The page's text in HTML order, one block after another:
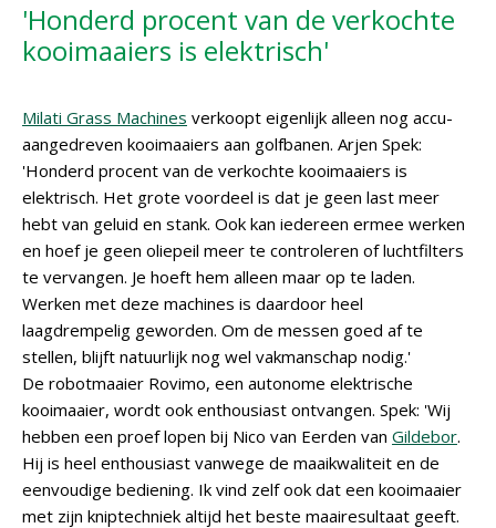
'Honderd procent van de verkochte
kooimaaiers is elektrisch'
Milati Grass Machines verkoopt eigenlijk alleen nog accu-
aangedreven kooimaaiers aan golfbanen. Arjen Spek:
'Honderd procent van de verkochte kooimaaiers is
elektrisch. Het grote voordeel is dat je geen last meer
hebt van geluid en stank. Ook kan iedereen ermee werken
en hoef je geen oliepeil meer te controleren of luchtfilters
te vervangen. Je hoeft hem alleen maar op te laden.
Werken met deze machines is daardoor heel
laagdrempelig geworden. Om de messen goed af te
stellen, blijft natuurlijk nog wel vakmanschap nodig.'
De robotmaaier Rovimo, een autonome elektrische
kooimaaier, wordt ook enthousiast ontvangen. Spek: 'Wij
hebben een proef lopen bij Nico van Eerden van Gildebor.
Hij is heel enthousiast vanwege de maaikwaliteit en de
eenvoudige bediening. Ik vind zelf ook dat een kooimaaier
met zijn kniptechniek altijd het beste maairesultaat geeft.